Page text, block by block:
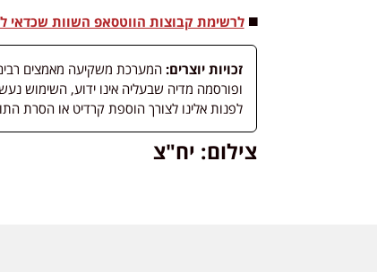
◼️לרשימת קבוצות הווטסאפ השוות שכדאי
זכויות יוצרים: המערכת משקיעה מאמצים רבים
לפנות אלינו לצורך הוספת קרדיט או הסרת
צילום: יח"צ